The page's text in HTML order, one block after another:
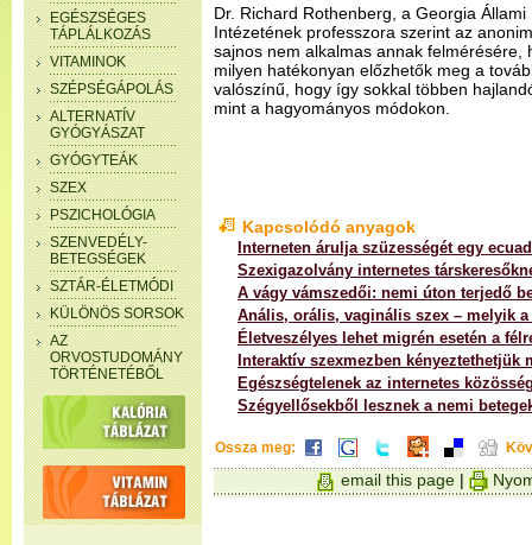
EGÉSZSÉGES
TÁPLÁLKOZÁS
VITAMINOK
SZÉPSÉGÁPOLÁS
ALTERNATÍV
GYÓGYÁSZAT
GYÓGYTEÁK
SZEX
PSZICHOLÓGIA
SZENVEDÉLY-
BETEGSÉGEK
SZTÁR-ÉLETMÓDI
KÜLÖNÖS SORSOK
AZ
ORVOSTUDOMÁNY
TÖRTÉNETÉBŐL
Dr. Richard Rothenberg, a Georgia
Intézetének professzora szerint az
sajnos nem alkalmas annak felmérésére,
milyen hatékonyan előzhetők meg a
valószínű, hogy így sokkal többen
mint a hagyományos módokon.
Kapcsolódó anyagok
Interneten árulja szüzességét egy
Szexigazolvány internetes
A vágy vámszedői: nemi úton terjedő
Anális, orális, vaginális szex – melyik a
Életveszélyes lehet migrén esetén a
Interaktív szexmezben kényeztethetjük
Egészségtelenek az internetes
Szégyellősekből lesznek a nemi
Ossza meg:
email this page |